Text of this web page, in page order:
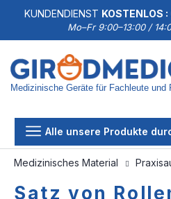
KUNDENDIENST KOSTENLOS
Mo–Fr 9:00–13:00 /
Medizinische Geräte für Fachleute und
Alle unsere Produkte
Medizinisches Material
Satz von